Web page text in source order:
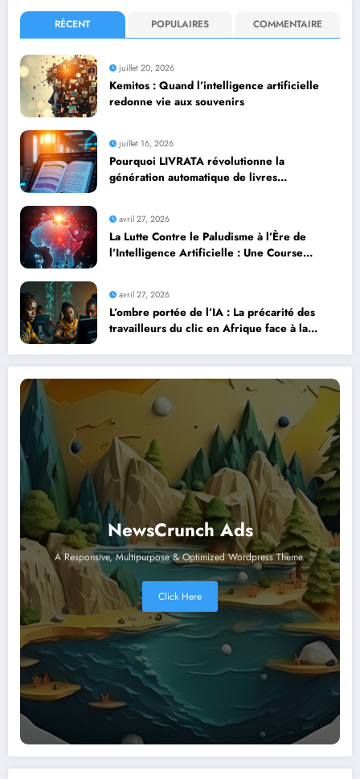
RÉCENT POPULAIRES COMMENTAIRE
juillet 20, 2026
Kemitos : Quand l’intelligence artificielle
redonne vie aux souvenirs
juillet 16, 2026
Pourquoi LIVRATA révolutionne la
génération automatique de livres
avril 27, 2026
La Lutte Contre le Paludisme à l’Ère de
l’Intelligence Artificielle : Une Course
avril 27, 2026
L’ombre portée de l’IA : La précarité des
travailleurs du clic en Afrique face à la
NewsCrunch Ads
A Responsive, Multipurpose & Optimized Wordpress Theme.
Click Here